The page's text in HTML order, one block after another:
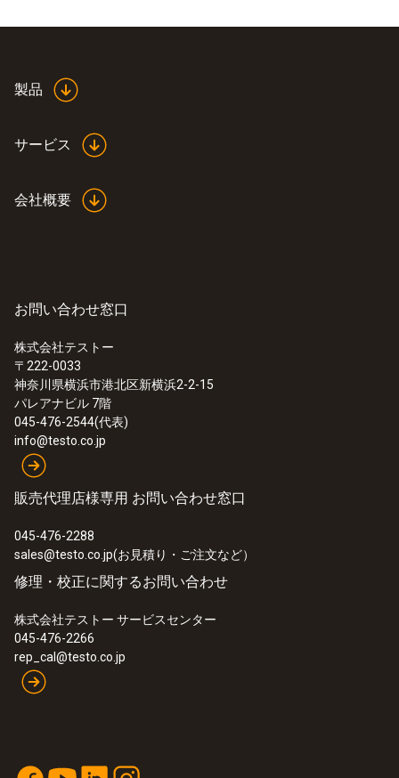
外形寸法
40 X 30 X 30 mm (LxWxH)
ハウジング
プラスチック
Product colour
:0632 3510
testo 350 - 多成分燃焼排ガス分析計 測
定ボックス
製品
サービス
会社概要
お問い合わせ窓口
株式会社テストー
〒222-0033
神奈川県横浜市港北区新横浜2-2-15
パレアナビル 7階
045-476-2544(代表)
info@testo.co.jp
販売代理店様専用 お問い合わせ窓口
045-476-2288
sales@testo.co.jp(お見積り・ご注文など）
修理・校正に関するお問い合わせ
株式会社テストー サービスセンター
045-476-2266
rep_cal@testo.co.jp